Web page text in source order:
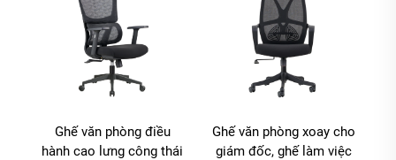
cao
Ghế văn phòng điều
hành cao lưng công thái
Ghế văn phòng xoay cho
giám đốc, ghế làm việc